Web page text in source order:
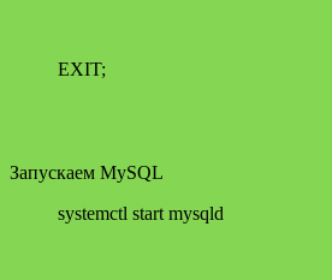
EXIT;
Запускаем MySQL
systemctl start mysqld